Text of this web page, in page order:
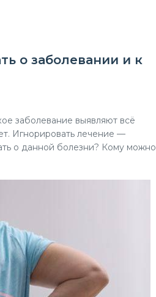
о заболевании и к
заболевание выявляют всё
Игнорировать лечение —
о данной болезни? Кому можно